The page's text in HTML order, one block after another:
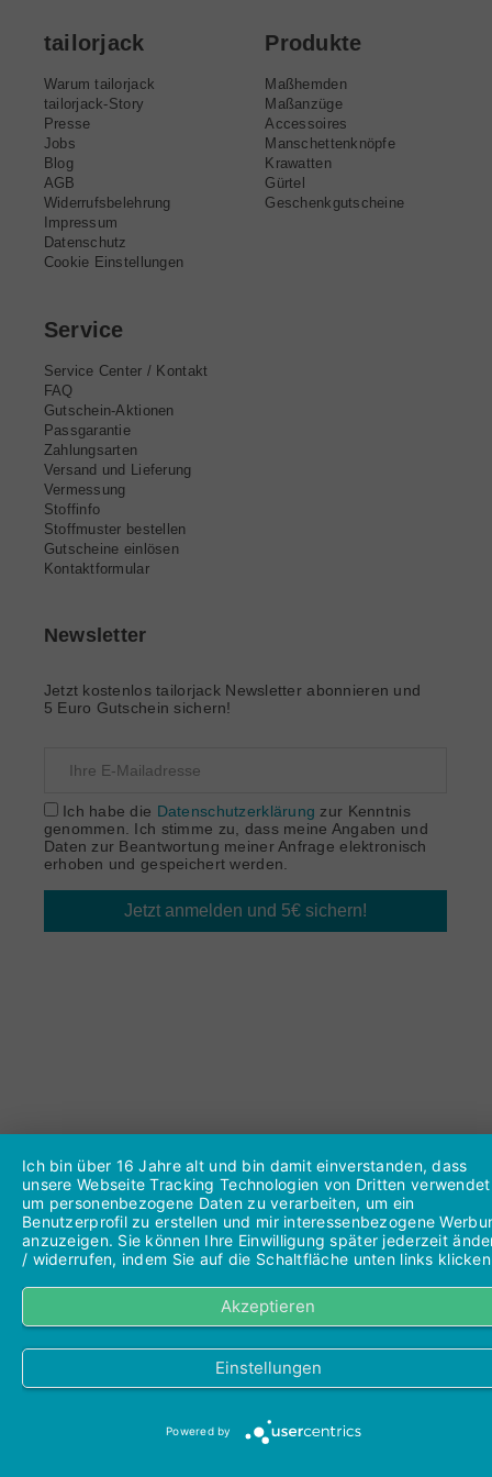
tailorjack
Warum tailorjack
tailorjack-Story
Presse
Jobs
Blog
AGB
Widerrufsbelehrung
Impressum
Datenschutz
Cookie Einstellungen
Produkte
Maßhemden
Maßanzüge
Accessoires
Manschettenknöpfe
Krawatten
Gürtel
Geschenkgutscheine
Service
Service Center / Kontakt
FAQ
Gutschein-Aktionen
Passgarantie
Zahlungsarten
Versand und Lieferung
Vermessung
Stoffinfo
Stoffmuster bestellen
Gutscheine einlösen
Kontaktformular
Newsletter
Jetzt kostenlos tailorjack Newsletter abonnieren und
5 Euro Gutschein sichern!
Ich habe die Datenschutzerklärung zur Kenntnis
genommen. Ich stimme zu, dass meine Angaben und
Daten zur Beantwortung meiner Anfrage elektronisch
erhoben und gespeichert werden.
Jetzt anmelden und 5€ sichern!
Ich bin über 16 Jahre alt und bin damit einverstanden, dass
unsere Webseite Tracking Technologien von Dritten
um personenbezogene Daten zu verarbeiten, um ein
Benutzerprofil zu erstellen und mir interessenbezogene
anzuzeigen. Sie können Ihre Einwilligung später jederzeit
/ widerrufen, indem Sie auf die Schaltfläche unten links
Akzeptieren
Einstellungen
Powered by